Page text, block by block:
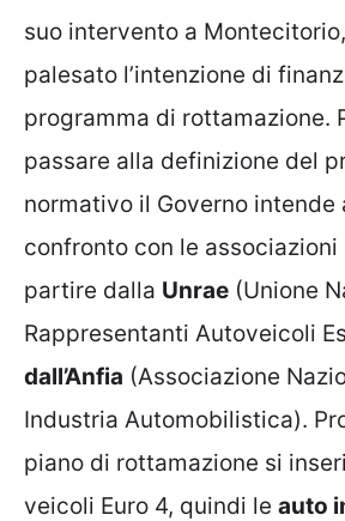
suo intervento a
palesato l’intenzione di
programma di rottamazione.
passare alla definizione del
normativo il Governo intende
confronto con le
partire dalla Unrae (Unione
Rappresentanti Autoveicoli
dall’Anfia (Associazione
Industria Automobilistica).
piano di rottamazione si
veicoli Euro 4, quindi le auto